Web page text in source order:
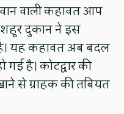
वाली कहावत आप
दुकान ने इस
यह कहावत अब बदल
है। कोटद्वार की
से ग्राहक की तबियत